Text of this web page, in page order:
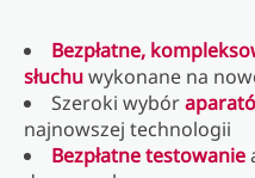
Bezpłatne,
słuchuwykonane na
Szeroki wybór
najnowszej technologii
Bezpłatne testowanie